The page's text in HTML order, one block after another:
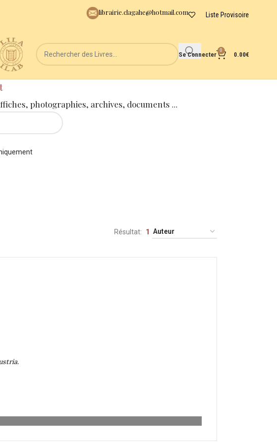
librairie.clagahe@hotmail.com Liste Provisoire
Se Connecter
0
0.00€
photographies, archives, documents ...
Résultat 1